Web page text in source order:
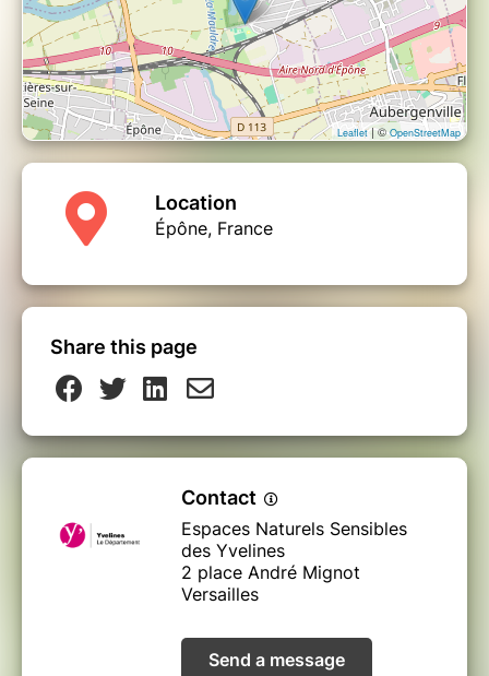
Leaflet| ©OpenStreetMap
Location
Épône, France
Share this page
Contact
Espaces Naturels Sensibles
des Yvelines
2 place André Mignot
Versailles
Send a message